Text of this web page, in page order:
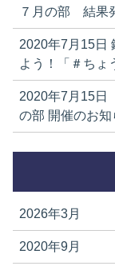
７月の部 結果
2020年7月15日
よう！「＃ちょ
2020年7月15日
の部 開催のお知
2026年3月
2020年9月